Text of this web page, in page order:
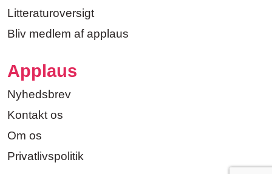
Litteraturoversigt
Bliv medlem af applaus
Applaus
Nyhedsbrev
Kontakt os
Om os
Privatlivspolitik